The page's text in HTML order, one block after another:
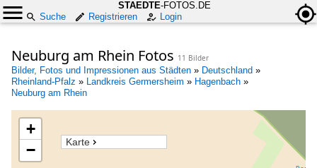
STAEDTE-FOTOS.DE
Suche
Registrieren Login
Neuburg am Rhein Fotos 11 Bilder
Bilder, Fotos und Impressionen aus Städten » Deutschland »
Rheinland-Pfalz » Landkreis Germersheim » Hagenbach »
Neuburg am Rhein
Karte
+
−